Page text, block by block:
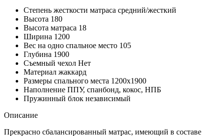
Степень жесткости матраса средний/жесткий
Высота 180
Высота матраса 18
Ширина 1200
Вес на одно спальное место 105
Глубина 1900
Съемный чехол Нет
Материал жаккард
Размеры спального места 1200х1900
Наполнение ППУ, спанбонд, кокос, НПБ
Пружинный блок независимый
Описание
Прекрасно сбалансированный матрас, имеющий в составе